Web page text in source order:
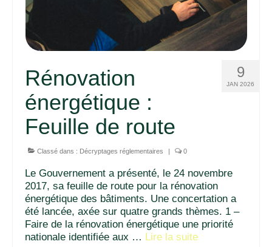
9
JAN 2026
Rénovation
énergétique :
Feuille de route
Classé dans : Décryptages réglementaires | 0
Le Gouvernement a présenté, le 24 novembre
2017, sa feuille de route pour la rénovation
énergétique des bâtiments. Une concertation a
été lancée, axée sur quatre grands thèmes. 1 –
Faire de la rénovation énergétique une priorité
nationale identifiée aux … Lire la suite­­